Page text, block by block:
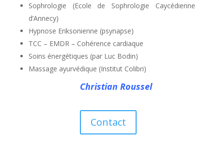
Sophrologie (Ecole de Sophrologie Caycédienne
d’Annecy)
Hypnose Eriksonienne (psynapse)
TCC – EMDR – Cohérence cardiaque
Soins énergétiques (par Luc Bodin)
Massage ayurvédique (Institut Colibri)
Christian Roussel
Contact